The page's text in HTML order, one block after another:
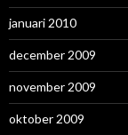
januari 2010
december 2009
november 2009
oktober 2009